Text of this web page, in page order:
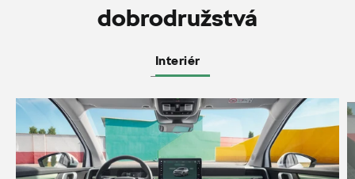
dobrodružstvá
Interiér